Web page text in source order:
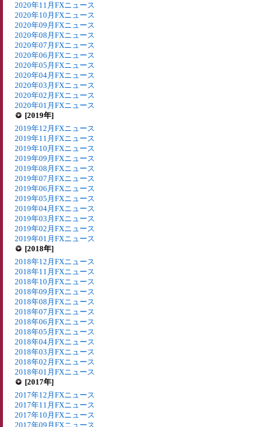
2020年11月FXニュース
2020年10月FXニュース
2020年09月FXニュース
2020年08月FXニュース
2020年07月FXニュース
2020年06月FXニュース
2020年05月FXニュース
2020年04月FXニュース
2020年03月FXニュース
2020年02月FXニュース
2020年01月FXニュース
[2019年]
2019年12月FXニュース
2019年11月FXニュース
2019年10月FXニュース
2019年09月FXニュース
2019年08月FXニュース
2019年07月FXニュース
2019年06月FXニュース
2019年05月FXニュース
2019年04月FXニュース
2019年03月FXニュース
2019年02月FXニュース
2019年01月FXニュース
[2018年]
2018年12月FXニュース
2018年11月FXニュース
2018年10月FXニュース
2018年09月FXニュース
2018年08月FXニュース
2018年07月FXニュース
2018年06月FXニュース
2018年05月FXニュース
2018年04月FXニュース
2018年03月FXニュース
2018年02月FXニュース
2018年01月FXニュース
[2017年]
2017年12月FXニュース
2017年11月FXニュース
2017年10月FXニュース
2017年09月FXニュース